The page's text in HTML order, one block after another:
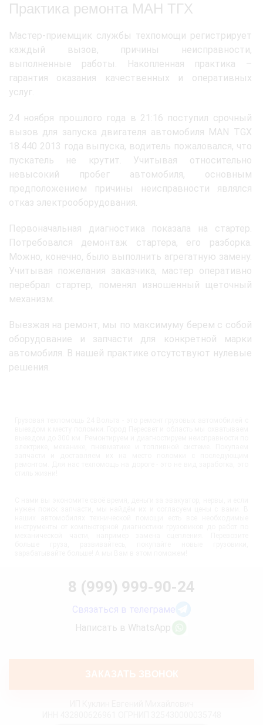
Практика ремонта МАН ТГХ
Мастер-приемщик службы техпомощи регистрирует
каждый вызов, причины неисправности,
выполненные работы. Накопленная практика –
гарантия оказания качественных и оперативных
услуг.
24 ноября прошлого года в 21:16 поступил срочный
вызов для запуска двигателя автомобиля MAN TGX
18.440 2013 года выпуска, водитель пожаловался, что
пускатель не крутит. Учитывая относительно
невысокий пробег автомобиля, основным
предположением причины неисправности являлся
отказ электрооборудования.
Первоначальная диагностика показала на стартер.
Потребовался демонтаж стартера, его разборка.
Можно, конечно, было выполнить агрегатную замену.
Учитывая пожелания заказчика, мастер оперативно
перебрал стартер, поменял изношенный щеточный
механизм.
Выезжая на ремонт, мы по максимуму берем с собой
оборудование и запчасти для конкретной марки
автомобиля. В нашей практике отсутствуют нулевые
решения.
8 (999) 999-90-24
Связаться в телеграме
Написать в WhatsApp
ЗАКАЗАТЬ ЗВОНОК